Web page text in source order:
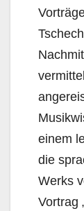
einem
die
Werks
Vortrag